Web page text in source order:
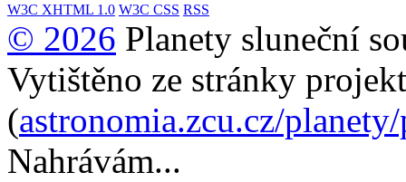
W3C XHTML 1.0 W3C CSS RSS
© 2026 Planety sluneční
Vytištěno ze stránky
(astronomia.zcu.cz/
Nahrávám...